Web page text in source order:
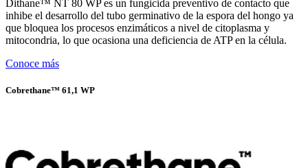
Dithane™ NT 80 WP es un fungicida preventivo de contacto que
inhibe el desarrollo del tubo germinativo de la espora del hongo ya
que bloquea los procesos enzimáticos a nivel de citoplasma y
mitocondria, lo que ocasiona una deficiencia de ATP en la célula.
Conoce más
Cobrethane™ 61,1 WP